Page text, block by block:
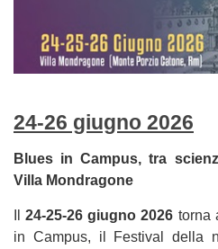
24-26 giugno 2026
Blues in Campus, tra
Villa Mondragone
Il24-25-26 giugno 2026 torna
in Campus, il Festival della